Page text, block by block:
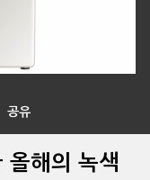
공유
올해의 녹색